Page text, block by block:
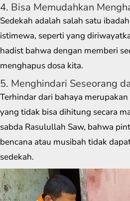
4. Bisa Memudahkan
Sedekah adalah salah satu
istimewa, seperti yang
hadist bahwa dengan memberi
menghapus dosa kita.
5. Menghindari Seseorang
Terhindar dari bahaya
yang tidak bisa dihitung secara
sabda Rasulullah Saw, bahwa
bencana atau musibah tidak
sedekah.